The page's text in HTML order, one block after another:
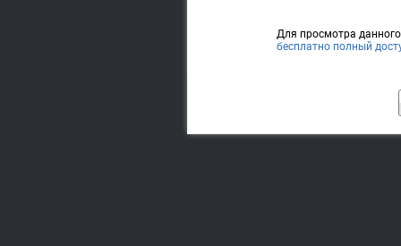
Для просмотра
бесплатно полный